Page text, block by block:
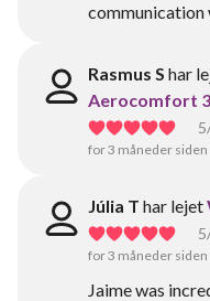
Rasmus S har
Aerocomfort
5
for 3 måneder siden
Júlia T har lejet
5
for 3 måneder siden
Jaime was